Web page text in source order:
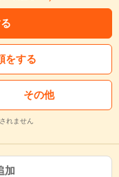
をする
その他
れません
加